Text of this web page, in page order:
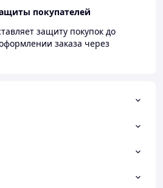
покупателей
защиту покупок до
заказа через